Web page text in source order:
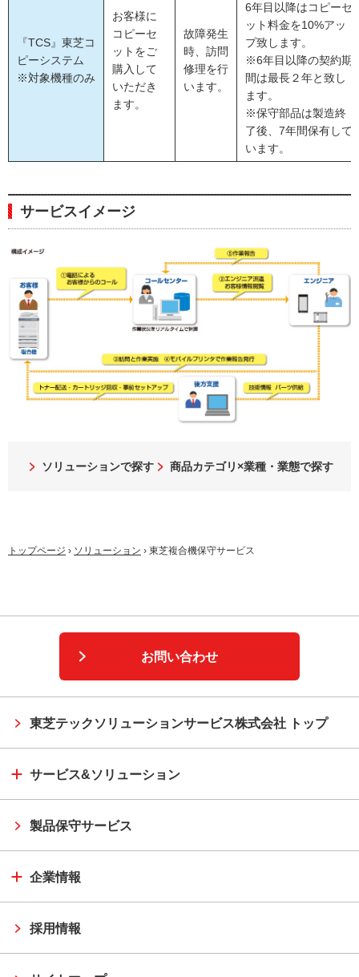
トップページ › ソリューション › 東芝複合機保守サービス
『TCS』東芝コ
ピーシステム
※対象機種のみ
お客様に
コピーセ
ットをご
購入して
いただき
ます。
故障発生
時、訪問
修理を行
います。
6年目以降はコピーセ
ット料金を10%アッ
プ致します。
※6年目以降の契約期
間は最長２年と致し
ます。
※保守部品は製造終
了後、7年間保有して
います。
サービスイメージ
ソリューションで探す 商品カテゴリ×業種・業態で探す
お問い合わせ
東芝テックソリューションサービス株式会社 トップ
サービス&ソリューション
製品保守サービス
企業情報
採用情報